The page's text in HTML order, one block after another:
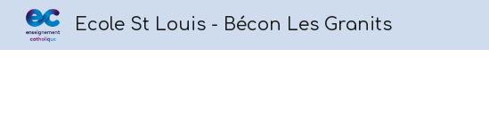
Skip to main
Ecole St Louis - Bécon Les Granits